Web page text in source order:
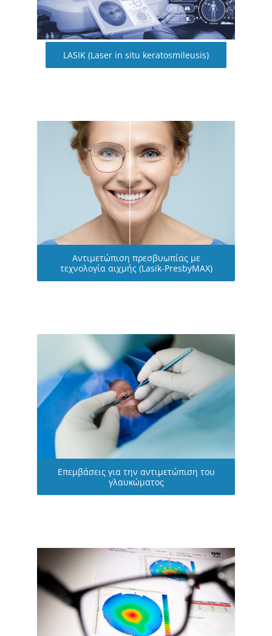
LASIK (Laser in situ keratosmileusis)
Αντιμετώπιση πρεσβυωπίας με
τεχνολογία αιχμής (Lasik-PresbyMAX)
Επεμβάσεις για την αντιμετώπιση του
γλαυκώματος